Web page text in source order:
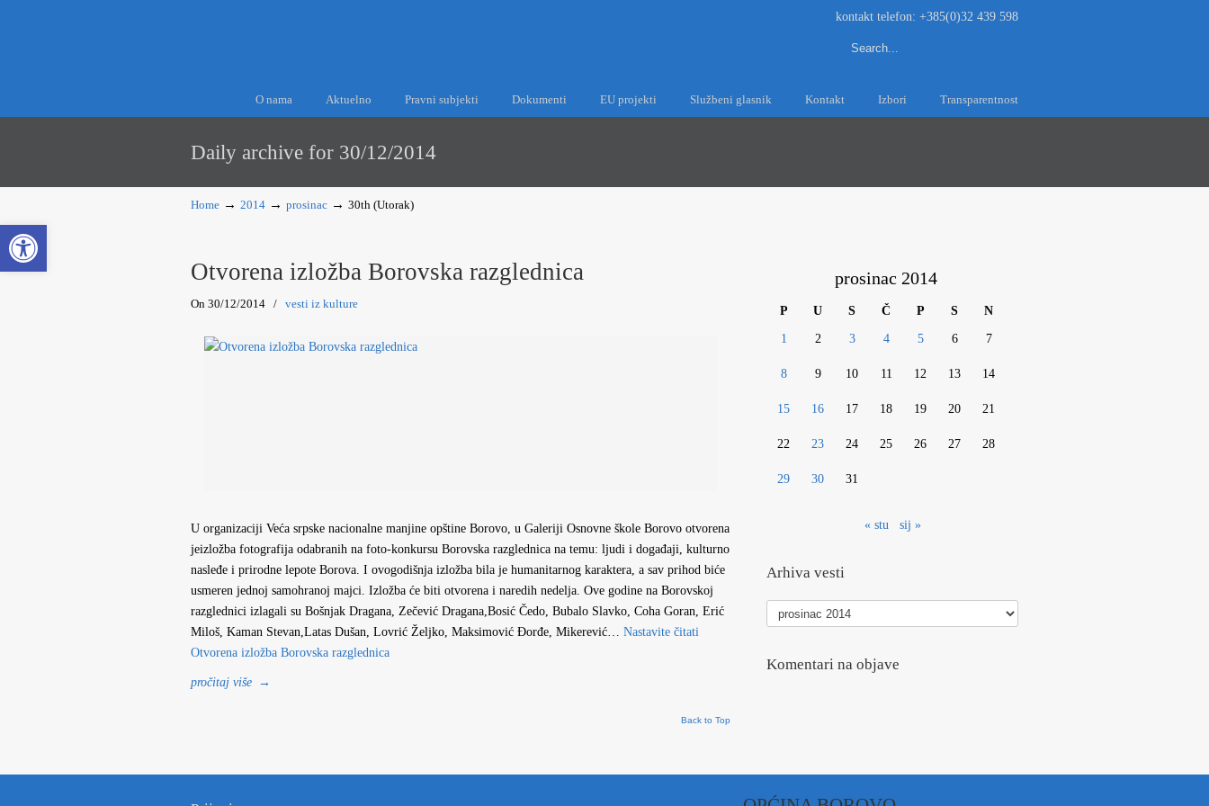
Open toolbar
kontakt telefon: +385(0)32 439 598
O nama Aktuelno Pravni subjekti Dokumenti EU projekti Službeni glasnik Kontakt Izbori Transparentnost
Daily archive for 30/12/2014
Home → 2014 → prosinac → 30th (Utorak)
Otvorena izložba Borovska razglednica
On 30/12/2014 / vesti iz kulture
U organizaciji Veća srpske nacionalne manjine opštine Borovo, u Galeriji Osnovne škole Borovo otvorena
jeizložba fotografija odabranih na foto-konkursu Borovska razglednica na temu: ljudi i događaji, kulturno
nasleđe i prirodne lepote Borova. I ovogodišnja izložba bila je humanitarnog karaktera, a sav prihod biće
usmeren jednoj samohranoj majci. Izložba će biti otvorena i naredih nedelja. Ove godine na Borovskoj
razglednici izlagali su Bošnjak Dragana, Zečević Dragana,Bosić Čedo, Bubalo Slavko, Coha Goran, Erić
Miloš, Kaman Stevan,Latas Dušan, Lovrić Željko, Maksimović Đorđe, Mikerević… Nastavite čitati
Otvorena izložba Borovska razglednica
pročitaj više →
Back to Top
prosinac 2014
P U S Č P S N
1 2 3 4 5 6 7
8 9 10 11 12 13 14
15 16 17 18 19 20 21
22 23 24 25 26 27 28
29 30 31
« stu sij »
Arhiva vesti
Arhiva
vesti
Komentari na objave